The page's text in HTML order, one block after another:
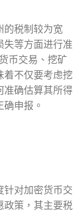
的税制较为宽
失等方面进行准
币交易、挖矿
着不仅要考虑挖
准确估算其所得
申报。
针对加密货币交
政策，其主要税